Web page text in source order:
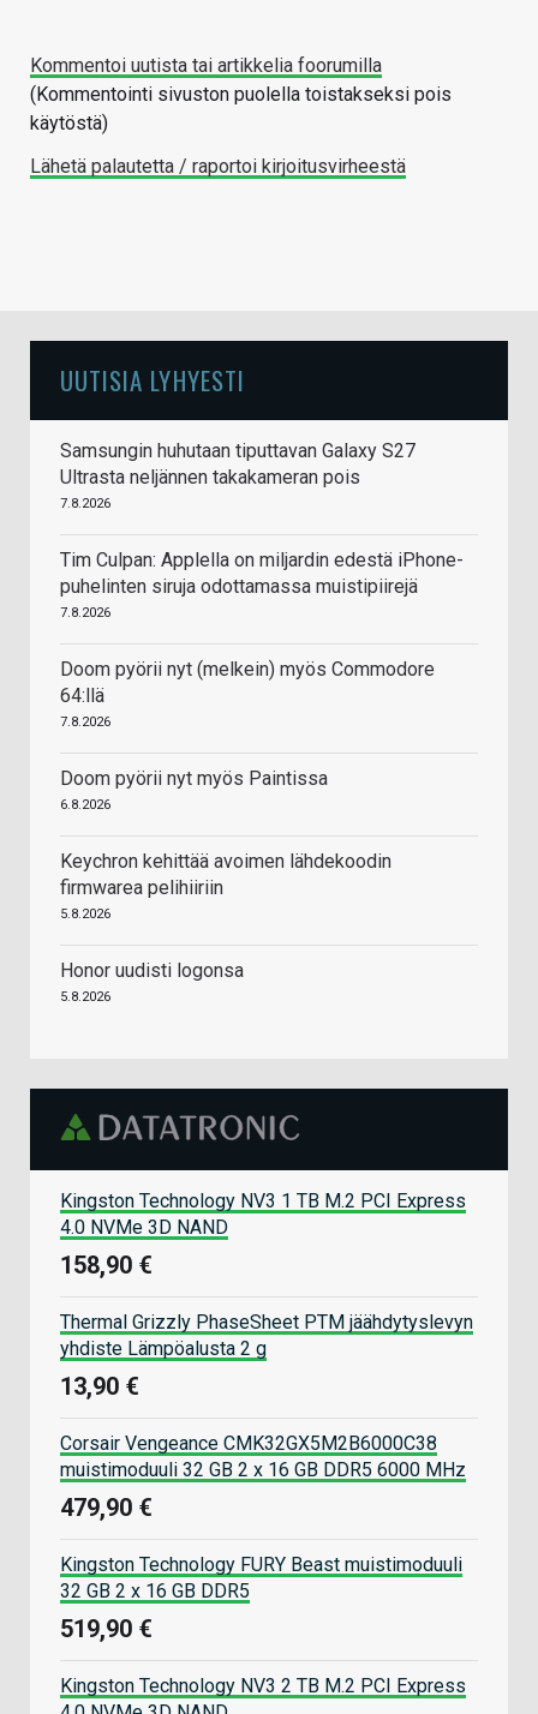
Kommentoi uutista tai artikkelia foorumilla
(Kommentointi sivuston puolella toistakseksi pois
käytöstä)
Lähetä palautetta / raportoi kirjoitusvirheestä
UUTISIA LYHYESTI
Samsungin huhutaan tiputtavan Galaxy S27
Ultrasta neljännen takakameran pois
7.8.2026
Tim Culpan: Applella on miljardin edestä iPhone-
puhelinten siruja odottamassa muistipiirejä
7.8.2026
Doom pyörii nyt (melkein) myös Commodore
64:llä
7.8.2026
Doom pyörii nyt myös Paintissa
6.8.2026
Keychron kehittää avoimen lähdekoodin
firmwarea pelihiiriin
5.8.2026
Honor uudisti logonsa
5.8.2026
Kingston Technology NV3 1 TB M.2 PCI Express
4.0 NVMe 3D NAND
158,90 €
Thermal Grizzly PhaseSheet PTM jäähdytyslevyn
yhdiste Lämpöalusta 2 g
13,90 €
Corsair Vengeance CMK32GX5M2B6000C38
muistimoduuli 32 GB 2 x 16 GB DDR5 6000 MHz
479,90 €
Kingston Technology FURY Beast muistimoduuli
32 GB 2 x 16 GB DDR5
519,90 €
Kingston Technology NV3 2 TB M.2 PCI Express